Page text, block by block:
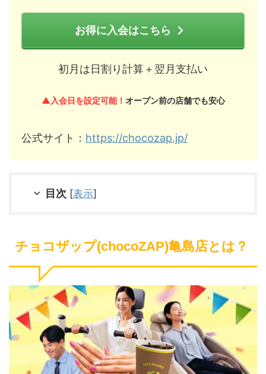
お得に入会はこちら
初月は日割り計算＋翌月支払い
▲入会日を設定可能！ オープン前の店舗でも安心
公式サイト： https://chocozap.jp/
目次 [表示]
チョコザップ(chocoZAP)亀島店とは？